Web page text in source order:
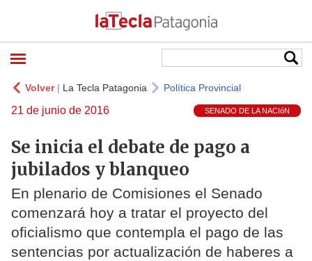
Volver| La Tecla Patagonia Política Provincial
21 de junio de 2016 SENADO DE LA NACIóN
Se inicia el debate de pago a
jubilados y blanqueo
En plenario de Comisiones el Senado
comenzará hoy a tratar el proyecto del
oficialismo que contempla el pago de las
sentencias por actualización de haberes a